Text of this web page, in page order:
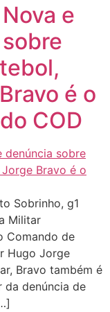
e
é o
COD
Sobrinho, g1
Militar
Comando de
Hugo Jorge
Bravo também é
da denúncia de